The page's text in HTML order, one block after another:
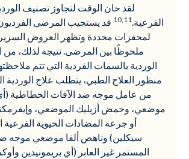
لقد حان الوقت لتجاوز تصنيف
الفرعية.10,11 قد يستجيب المرضى
لمحفزات محددة وتظهر العروض السريرية
ملحوظًا بين المرضى. نتيجة لذلك، من
الوردية بالسمات الفردية التي تتم
منظور العلاج الطبي، يتطلب علاج الوردية
من عامل موجه ضد الآفات الحطاطية
موضعي، وحمض أزيليك الموضعي،
أو جرعة المضادات الحيوية
سيكلين) وناهض ألفا موضعي موجه
المستمر غير العابر (أي بريمونيدين